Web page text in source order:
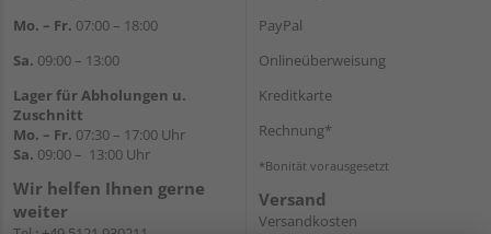
Mo. – Fr. 07:00 – 18:00
Sa. 09:00 – 13:00
Lager für Abholungen u.
Zuschnitt
Mo. – Fr. 07:30 – 17:00 Uhr
Sa. 09:00 – 13:00 Uhr
Wir helfen Ihnen gerne
weiter
PayPal
Onlineüberweisung
Kreditkarte
Rechnung*
*Bonität vorausgesetzt
Versand
Versandkosten